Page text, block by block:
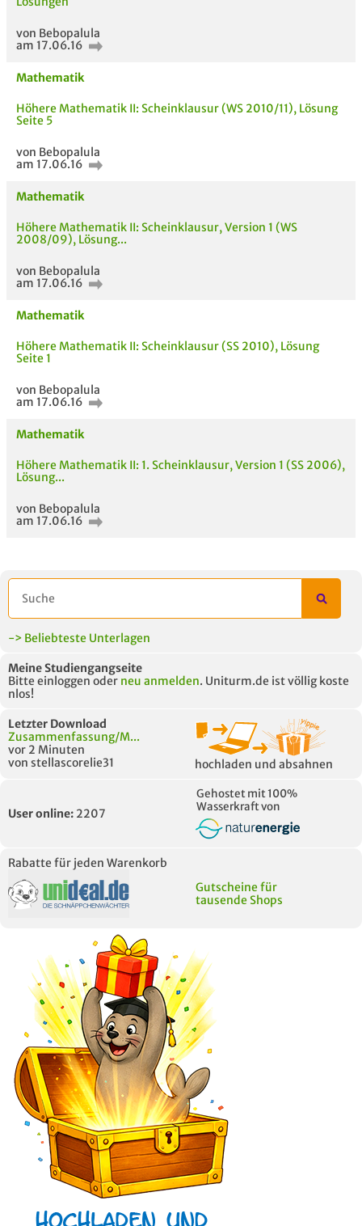
AUCH IM MODUL
von Bebopalula
am 17.06.16
Mathematik
Höhere Mathematik II: Scheinklausur (WS 2010/11), Lösung
Seite 5
von Bebopalula
am 17.06.16
Mathematik
Höhere Mathematik II: Scheinklausur, Version 1 (WS
2008/09), Lösung...
von Bebopalula
am 17.06.16
Mathematik
Höhere Mathematik II: Scheinklausur (SS 2010), Lösung
Seite 1
von Bebopalula
am 17.06.16
Mathematik
Höhere Mathematik II: 1. Scheinklausur, Version 1 (SS 2006),
Lösung...
von Bebopalula
am 17.06.16
-> Beliebteste Unterlagen
Meine Studiengangseite
Bitte einloggen oder neu anmelden. Uniturm.de ist völlig koste
nlos!
Letzter Download
Zusammenfassung/M...
vor 2 Minuten
von stellascorelie31
hochladen und absahnen
User online: 2207
Gehostet mit 100%
Wasserkraft von
Rabatte für jeden Warenkorb
Gutscheine für
tausende Shops